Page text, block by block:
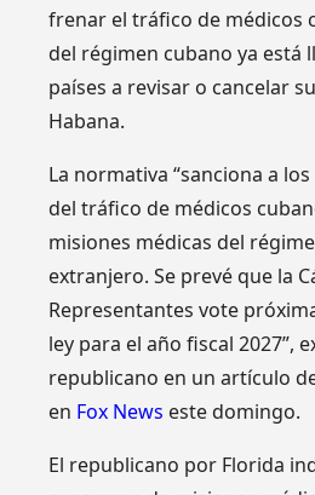
frenar el tráfico de médicos
del régimen cubano ya está
países a revisar o cancelar
Habana.
La normativa “sanciona a
del tráfico de médicos
misiones médicas del
extranjero. Se prevé que la
Representantes vote
ley para el año fiscal 2027”,
republicano en un artículo
en Fox News este domingo.
El republicano por Florida